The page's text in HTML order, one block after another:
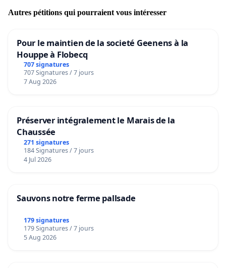
Autres pétitions qui pourraient vous intéresser
Pour le maintien de la societé Geenens à la
Houppe à Flobecq
707 signatures
707 Signatures / 7 jours
7 Aug 2026
Préserver intégralement le Marais de la
Chaussée
271 signatures
184 Signatures / 7 jours
4 Jul 2026
Sauvons notre ferme pallsade
179 signatures
179 Signatures / 7 jours
5 Aug 2026